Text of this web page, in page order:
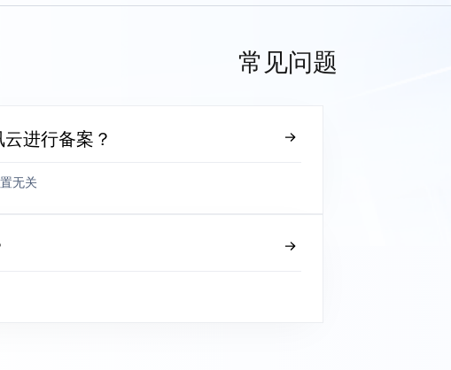
常见问题
进行备案？
无关